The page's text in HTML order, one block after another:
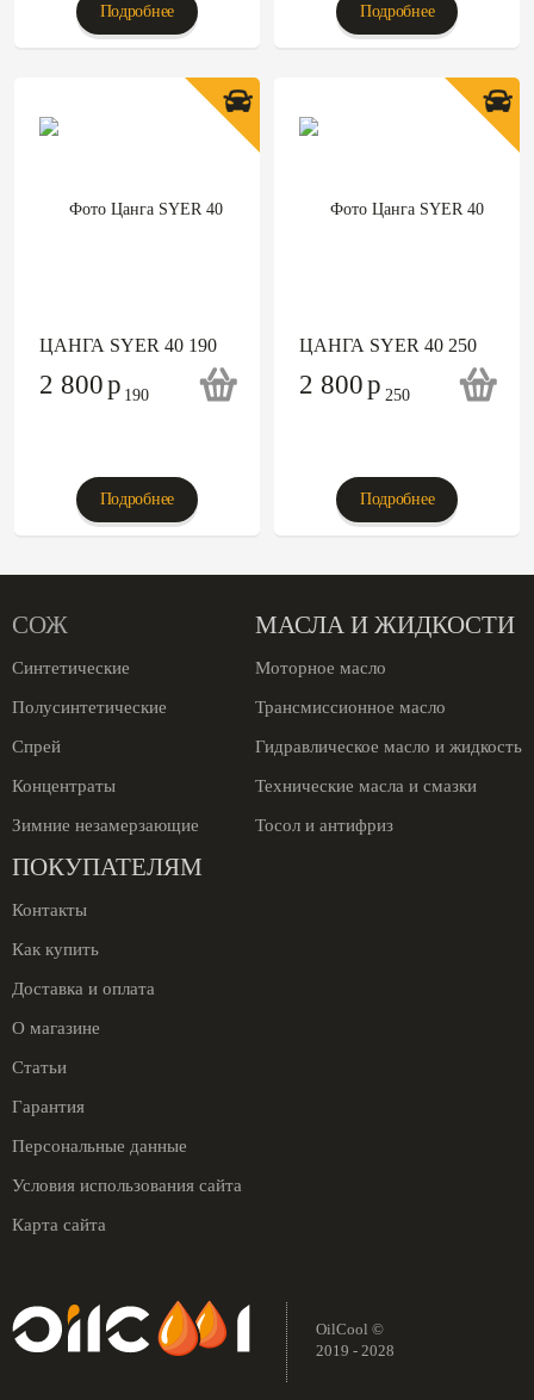
Подробнее Подробнее
ЦАНГА SYER 40 190
2 800p
Подробнее
ЦАНГА SYER 40 250
2 800p
Подробнее
СОЖ
Синтетические
Полусинтетические
Спрей
Концентраты
Зимние незамерзающие
МАСЛА И ЖИДКОСТИ
Моторное масло
Трансмиссионное масло
Гидравлическое масло и жидкость
Технические масла и смазки
Тосол и антифриз
ПОКУПАТЕЛЯМ
Контакты
Как купить
Доставка и оплата
О магазине
Статьи
Гарантия
Персональные данные
Условия использования сайта
Карта сайта
OilCool ©
2019 - 2028